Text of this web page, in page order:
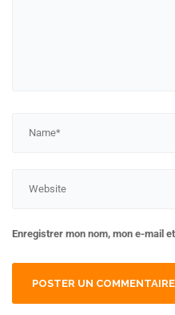
Enregistrer mon nom, mon e-mail